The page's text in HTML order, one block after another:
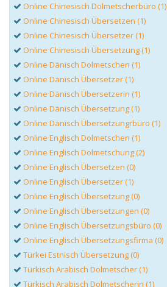
Online Chinesisch Dolmetscherbüro (1)
Online Chinesisch Übersetzen (1)
Online Chinesisch Übersetzer (1)
Online Chinesisch Übersetzung (1)
Online Dänisch Dolmetschen (1)
Online Dänisch Übersetzer (1)
Online Dänisch Übersetzerin (1)
Online Dänisch Übersetzung (1)
Online Dänisch Übersetzungrbüro (1)
Online Englisch Dolmetschen (1)
Online Englisch Dolmetschung (2)
Online Englisch Übersetzen (0)
Online Englisch Übersetzer (1)
Online Englisch Übersetzung (0)
Online Englisch Übersetzungen (0)
Online Englisch Übersetzungsbüro (0)
Online Englisch Übersetzungsfirma (0)
Türkei Estnisch Übersetzung (0)
Türkisch Arabisch Dolmetscher (1)
Türkisch Arabisch Dolmetscherin (1)